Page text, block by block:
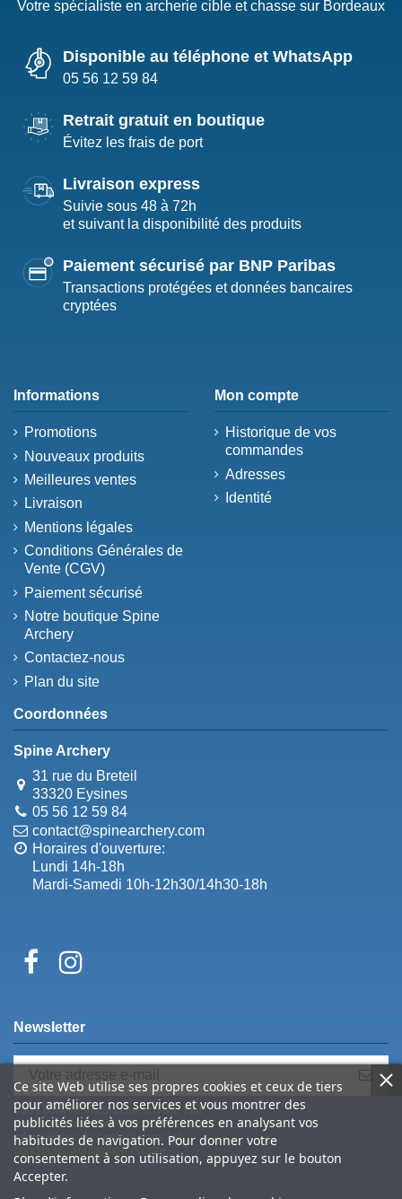
Votre spécialiste en archerie cible et chasse sur Bordeaux
Disponible au téléphone et WhatsApp
05 56 12 59 84
Retrait gratuit en boutique
Évitez les frais de port
Livraison express
Suivie sous 48 à 72h
et suivant la disponibilité des produits
Paiement sécurisé par BNP Paribas
Transactions protégées et données bancaires
cryptées
Informations
Promotions
Nouveaux produits
Meilleures ventes
Livraison
Mentions légales
Conditions Générales de
Vente (CGV)
Paiement sécurisé
Notre boutique Spine
Archery
Contactez-nous
Plan du site
Mon compte
Historique de vos
commandes
Adresses
Identité
Coordonnées
Spine Archery
31 rue du Breteil
33320 Eysines
05 56 12 59 84
contact@spinearchery.com
Horaires d'ouverture:
Lundi 14h-18h
Mardi-Samedi 10h-12h30/14h30-18h
Ce site Web utilise ses propres cookies et ceux de tiers
pour améliorer nos services et vous montrer des
publicités liées à vos préférences en analysant vos
habitudes de navigation. Pour donner votre
consentement à son utilisation, appuyez sur le bouton
Accepter.
Newsletter
Vous pouvez vous désinscrire à tout
moment. Vous trouverez pour cela nos
informations de contact dans les
conditions d'utilisation du site.